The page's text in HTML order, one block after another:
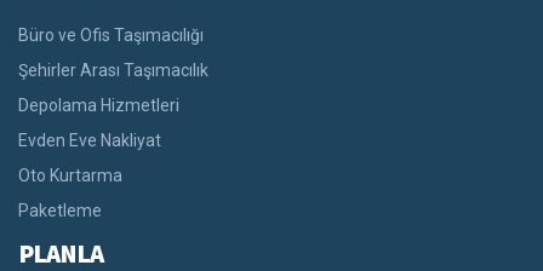
Büro ve Ofis Taşımacılığı
Şehirler Arası Taşımacılık
Depolama Hizmetleri
Evden Eve Nakliyat
Oto Kurtarma
Paketleme
PLANLA